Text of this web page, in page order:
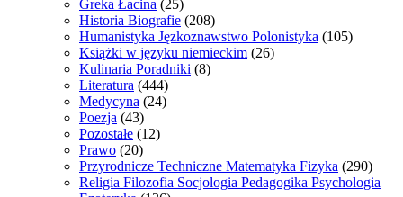
Greka Łacina (25)
Historia Biografie (208)
Humanistyka Jęzkoznawstwo Polonistyka (105)
Książki w języku niemieckim (26)
Kulinaria Poradniki (8)
Literatura (444)
Medycyna (24)
Poezja (43)
Pozostałe (12)
Prawo (20)
Przyrodnicze Techniczne Matematyka Fizyka (290)
Religia Filozofia Socjologia Pedagogika Psychologia